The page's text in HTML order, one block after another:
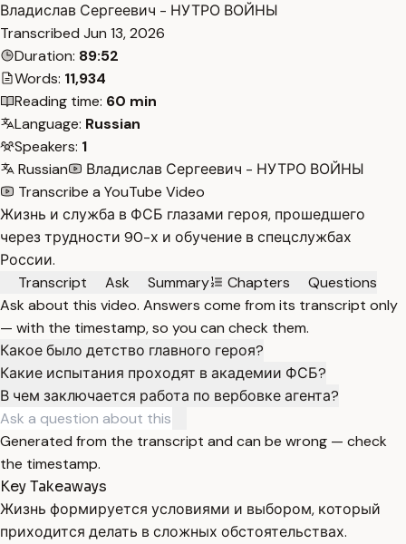
Владислав Сергеевич - НУТРО ВОЙНЫ
Transcribed Jun 13, 2026
Duration: 89:52
Words: 11,934
Reading time: 60 min
Language: Russian
Speakers: 1
Russian
Владислав Сергеевич - НУТРО ВОЙНЫ
Transcribe a YouTube Video
Жизнь и служба в ФСБ глазами героя, прошедшего
через трудности 90-х и обучение в спецслужбах
России.
Transcript
Ask Summary Chapters
Questions
Ask about this video. Answers come from its transcript only
— with the timestamp, so you can check them.
Какое было детство главного героя?
Какие испытания проходят в академии ФСБ?
В чем заключается работа по вербовке агента?
Generated from the transcript and can be wrong — check
the timestamp.
Key Takeaways
Жизнь формируется условиями и выбором, который
приходится делать в сложных обстоятельствах.